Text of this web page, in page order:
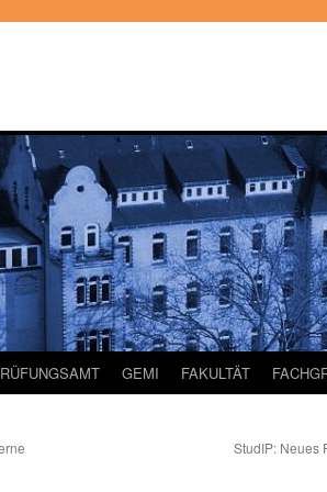
GEMI FAKULTÄT
StudIP: Neues